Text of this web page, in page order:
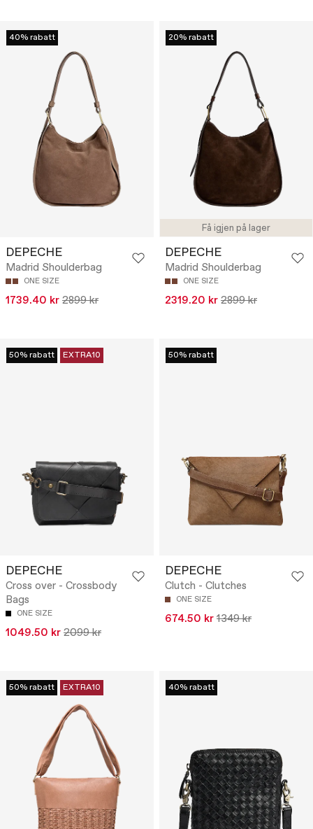
40% rabatt
DEPECHE
Madrid Shoulderbag
ONE SIZE
1739.40 kr 2899 kr
Få igjen på lager
20% rabatt
DEPECHE
Madrid Shoulderbag
ONE SIZE
2319.20 kr 2899 kr
50% rabatt EXTRA10
DEPECHE
Cross over - Crossbody
Bags
ONE SIZE
1049.50 kr 2099 kr
50% rabatt
DEPECHE
Clutch - Clutches
ONE SIZE
674.50 kr 1349 kr
50% rabatt EXTRA10 40% rabatt